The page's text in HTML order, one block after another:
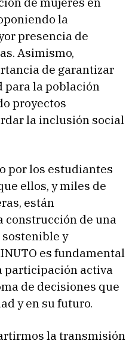
la
presencia de
Asimismo,
de garantizar
para la población
proyectos
la inclusión social
por los estudiantes
ellos, y miles de
están
construcción de una
sostenible y
es fundamental
participación activa
de decisiones que
y en su futuro.
la transmisión